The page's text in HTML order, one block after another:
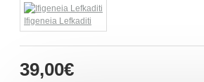
39,00€
Ifigeneia Lefkaditi